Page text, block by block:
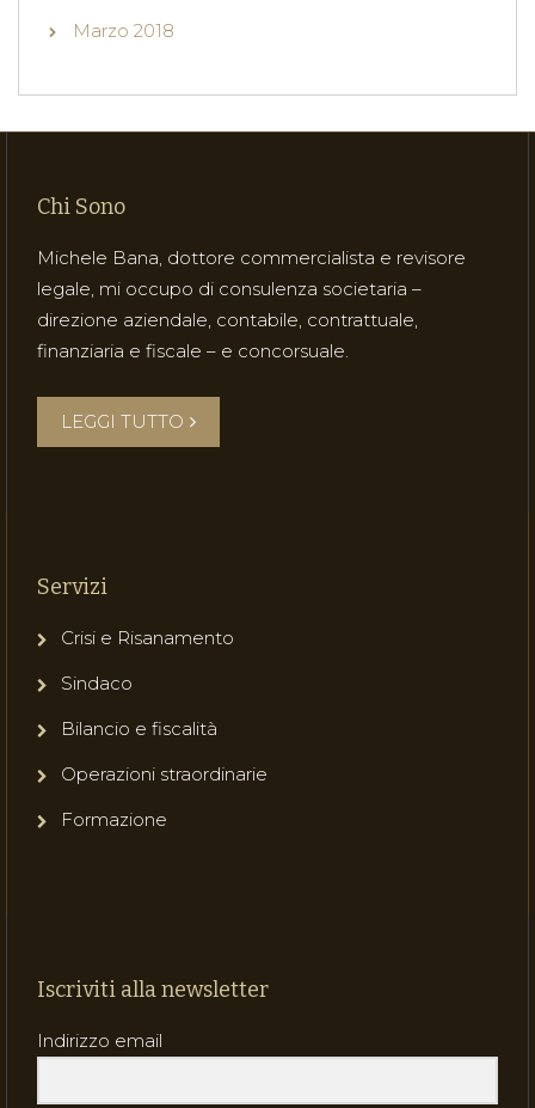
Marzo 2018
Chi Sono
Michele Bana, dottore commercialista e revisore
legale, mi occupo di consulenza societaria –
direzione aziendale, contabile, contrattuale,
finanziaria e fiscale – e concorsuale.
LEGGI TUTTO
Servizi
Crisi e Risanamento
Sindaco
Bilancio e fiscalità
Operazioni straordinarie
Formazione
Iscriviti alla newsletter
Indirizzo email